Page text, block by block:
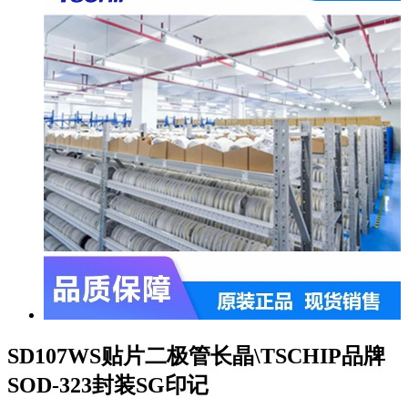
SD107WS贴片二极管长晶\TSCHIP品牌
SOD-323封装SG印记